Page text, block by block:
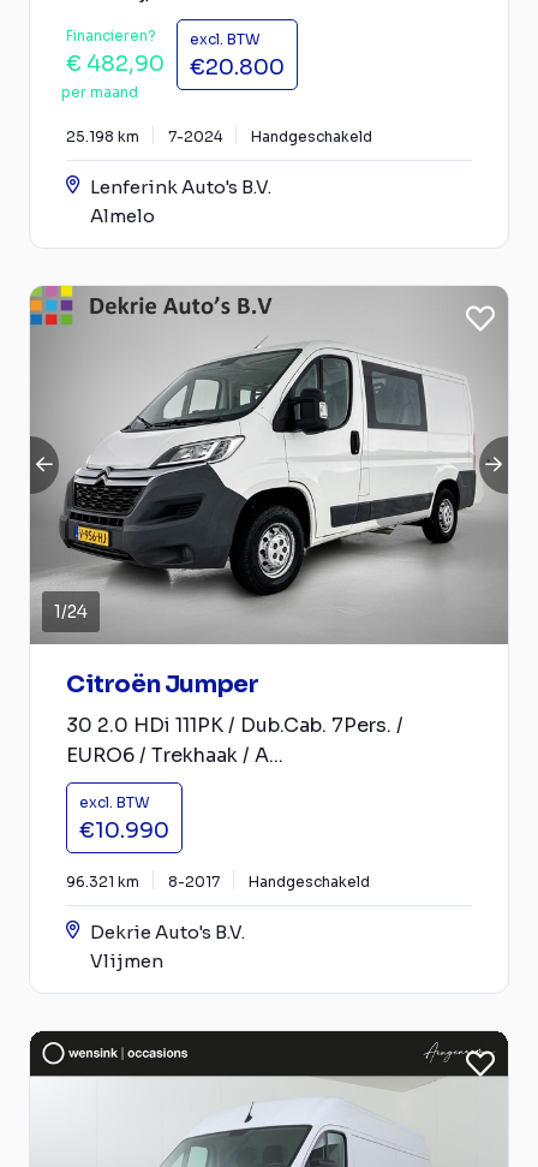
Financieren?
€ 482,90
per maand
excl. BTW
€20.800
25.198 km 7-2024 Handgeschakeld
Lenferink Auto's B.V.
Almelo
1/24
Citroën Jumper
30 2.0 HDi 111PK / Dub.Cab. 7Pers. /
EURO6 / Trekhaak / A...
excl. BTW
€10.990
96.321 km 8-2017 Handgeschakeld
Dekrie Auto's B.V.
Vlijmen